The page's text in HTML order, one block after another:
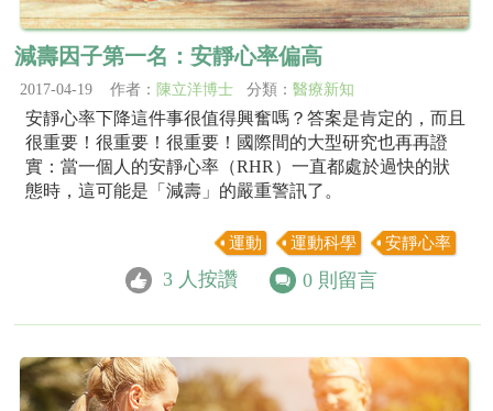
減壽因子第一名：安靜心率偏高
2017-04-19 作者： 陳立洋博士 分類： 醫療新知
安靜心率下降這件事很值得興奮嗎？答案是肯定的，而且
很重要！很重要！很重要！國際間的大型研究也再再證
實：當一個人的安靜心率（RHR）一直都處於過快的狀
態時，這可能是「減壽」的嚴重警訊了。
運動 運動科學 安靜心率
3 人按讚 0 則留言